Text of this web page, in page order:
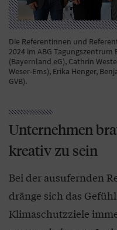
Die Referentinnen und
2024 im ABG Tagungszentrum
(Bayernland eG), Cathrin
Weser-Ems), Erika Henger,
GVB).
Unternehmen
kreativ zu sein
Bei der ausufernden
dränge sich das
Klimaschutzziele